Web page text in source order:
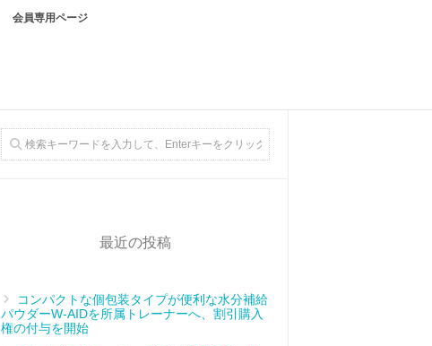
会員専用ページ
最近の投稿
コンパクトな個包装タイプが便利な水分補給
パウダーW-AIDを所属トレーナーへ、割引購入
権の付与を開始